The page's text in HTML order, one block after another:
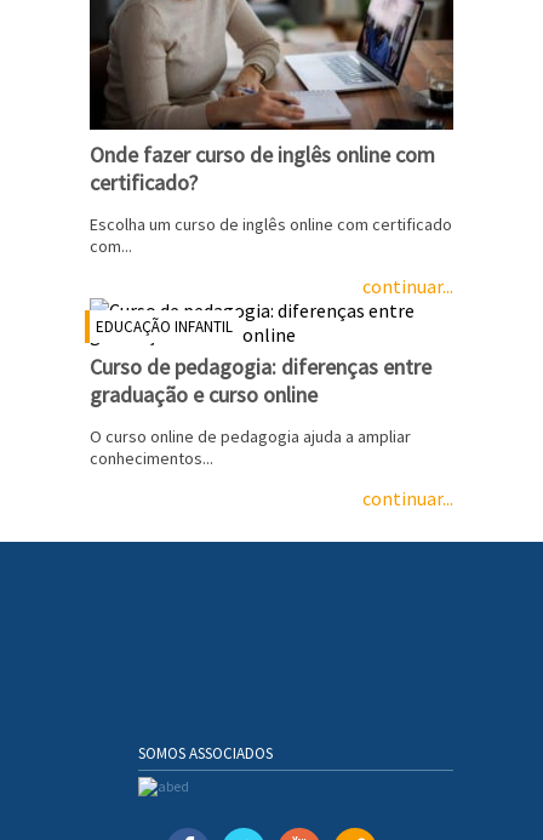
Onde fazer curso de inglês online com
certificado?
Escolha um curso de inglês online com certificado
com...
continuar...
EDUCAÇÃO INFANTIL
Curso de pedagogia: diferenças entre
graduação e curso online
O curso online de pedagogia ajuda a ampliar
conhecimentos...
continuar...
SOMOS ASSOCIADOS